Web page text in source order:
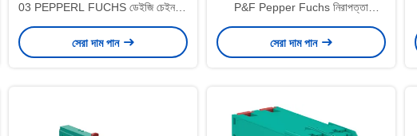
03 PEPPERL FUCHS ডেইজি চেইন দূর
করে
সেরা দাম পান
P&F Pepper Fuchs নিরাপত্তা
বাধাট্রান্সমিটার পাওয়ার সাপ্লাই
সেরা দাম পান